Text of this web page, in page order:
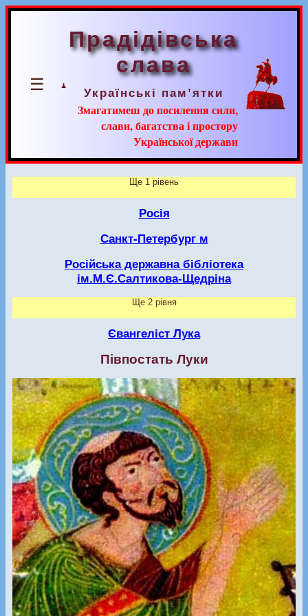
☰
Прадідівська
слава
Українські пам’ятки
Змагатимеш до посилення сили,
слави, багатства і простору
Української держави
Ще 1 рівень
Росія
Санкт-Петербург м
Російська державна бібліотека
ім.М.Є.Салтикова-Щедріна
Ще 2 рівня
Євангеліст Лука
Півпостать Луки